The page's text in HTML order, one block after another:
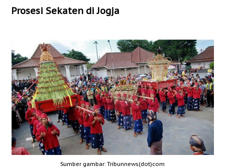
Prosesi Sekaten di Jogja
Sumber gambar: Tribunnews(dot)com